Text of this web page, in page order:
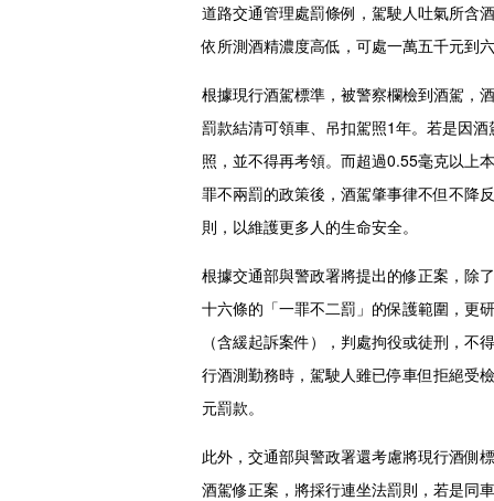
道路交通管理處罰條例，駕駛人吐氣所含
依所測酒精濃度高低，可處一萬五千元到
根據現行酒駕標準，被警察欄檢到酒駕，
罰款結清可領車、吊扣駕照1年。若是因
照，並不得再考領。而超過0.55毫克以上
罪不兩罰的政策後，酒駕肇事律不但不降
則，以維護更多人的生命安全。
根據交通部與警政署將提出的修正案，除
十六條的「一罪不二罰」的保護範圍，更
（含緩起訴案件），判處拘役或徒刑，
行酒測勤務時，駕駛人雖已停車但拒絕受
元罰款。
此外，交通部與警政署還考慮將現行酒側
酒駕修正案，將採行連坐法罰則，若是同